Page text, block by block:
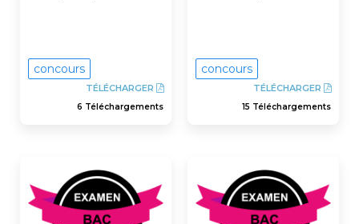
concours
TÉLÉCHARGER
6 Téléchargements
concours
TÉLÉCHARGER
15 Téléchargements